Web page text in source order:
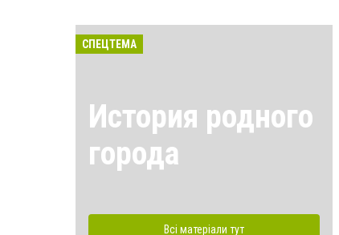
СПЕЦТЕМА
История родного
города
Всі матеріали тут